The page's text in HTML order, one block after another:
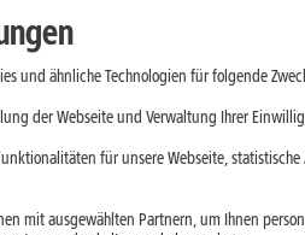
und Kommunikation. Doch
zeigen wir Dir einfache und
und ähnliche Technologien für folgende
der Webseite und Verwaltung Ihrer
für unsere Webseite,
mit ausgewählten Partnern, um Ihnen